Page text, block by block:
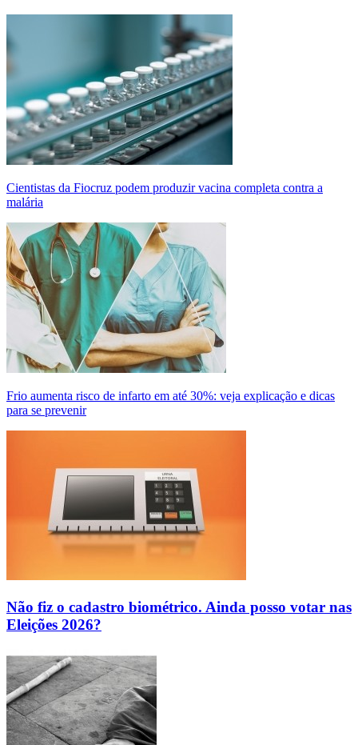
Cientistas da Fiocruz podem produzir vacina completa contra a
malária
Frio aumenta risco de infarto em até 30%: veja explicação e dicas
para se prevenir
Não fiz o cadastro biométrico. Ainda posso votar nas
Eleições 2026?